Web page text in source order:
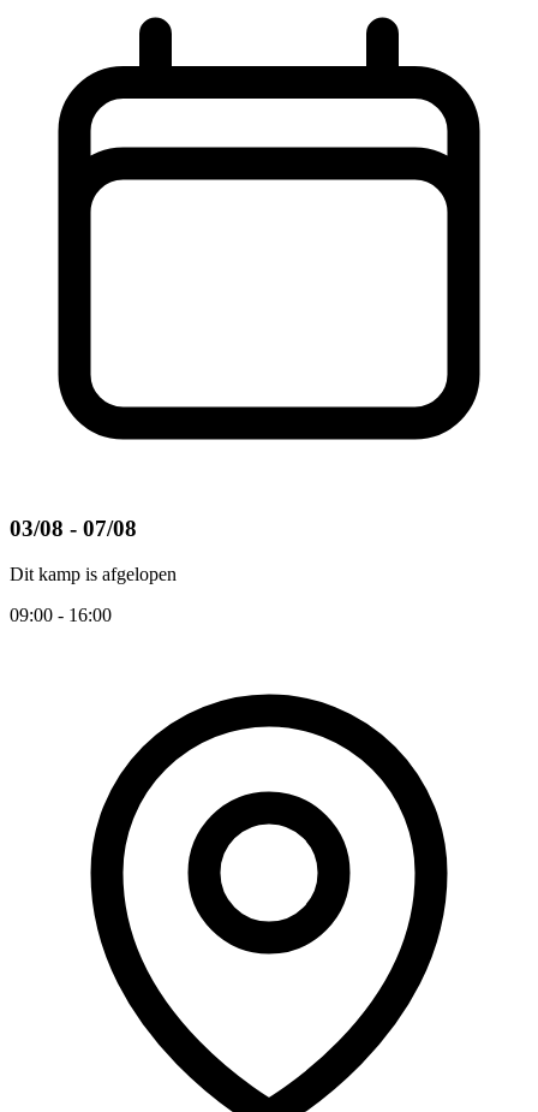
03/08 - 07/08
Dit kamp is afgelopen
09:00 - 16:00